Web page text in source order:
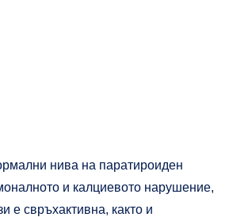
нива на паратироиден
и калциевото нарушение,
е свръхактивна, както и